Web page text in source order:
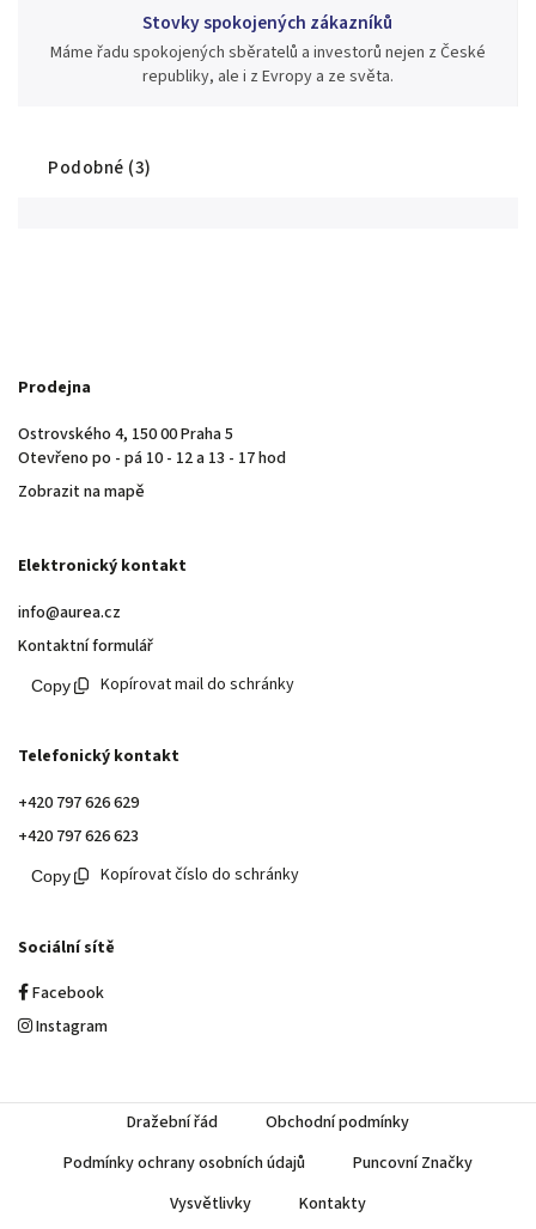
Stovky spokojených zákazníků
Máme řadu spokojených sběratelů a investorů nejen z České
republiky, ale i z Evropy a ze světa.
Podobné (3)
Prodejna
Ostrovského 4, 150 00 Praha 5
Otevřeno po - pá 10 - 12 a 13 - 17 hod
Zobrazit na mapě
Elektronický kontakt
info@aurea.cz
Kontaktní formulář
Kopírovat mail do schránky
Telefonický kontakt
+420 797 626 629
+420 797 626 623
Kopírovat číslo do schránky
Sociální sítě
Facebook
Instagram
Dražební řád
Obchodní podmínky
Podmínky ochrany osobních údajů
Puncovní Značky
Vysvětlivky
Kontakty